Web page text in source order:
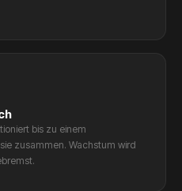
bis zu einem
zusammen. Wachstum wird